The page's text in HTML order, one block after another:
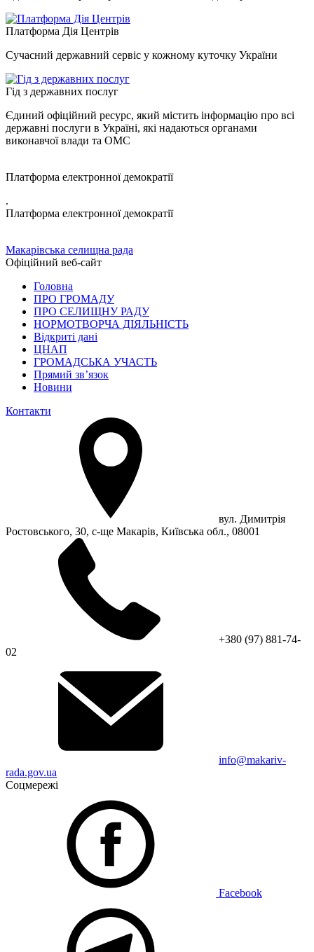
Платформа Дія Центрів
Сучасний державний сервіс у кожному куточку України
Гід з державних послуг
Єдиний офіційний ресурс, який містить інформацію про всі
державні послуги в Україні, які надаються органами
виконавчої влади та ОМС
Платформа електронної демократії
.
Платформа електронної демократії
Макарівська селищна рада
Офіційний веб-сайт
Головна
ПРО ГРОМАДУ
ПРО СЕЛИЩНУ РАДУ
НОРМОТВОРЧА ДІЯЛЬНІСТЬ
Відкриті дані
ЦНАП
ГРОМАДСЬКА УЧАСТЬ
Прямий зв’язок
Новини
Контакти
вул. Димитрія
Ростовського, 30, с-ще Макарів, Київська обл., 08001
+380 (97) 881-74-
02
info@makariv-
rada.gov.ua
Соцмережі
Facebook